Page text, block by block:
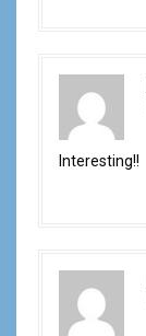
Interesting!!